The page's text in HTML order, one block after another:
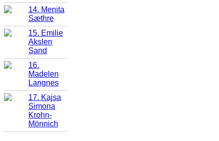
14. Menita
Sæthre
15. Emilie
Akslen
Sand
16.
Madelen
Langnes
17. Kajsa
Simona
Krohn-
Mönnich